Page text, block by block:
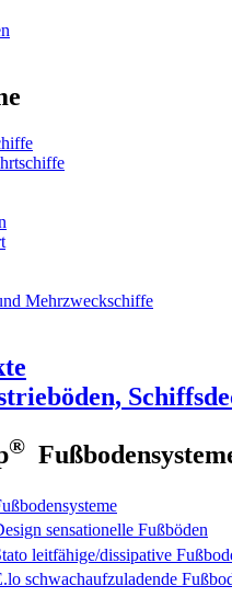
Mehrzweckschiffe
®
sensationelle Fußböden
leitfähige/dissipative
schwachaufzuladende